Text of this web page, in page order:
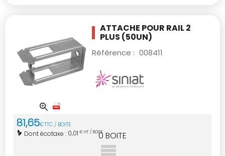
ATTACHE POUR RAIL 2
PLUS (50UN)
Référence : 008411
81,65€TTC / BOITE
Dont écotaxe : 0,01 € HT / BOITE
0 BOITE